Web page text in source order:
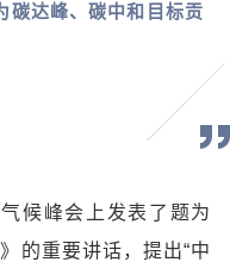
碳达峰、碳中和目标贡
候峰会上发表了题为
的重要讲话，提出“中